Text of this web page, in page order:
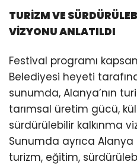
TURİZM VE
VİZYONU ANLATILDI
Festival programı
Belediyesi heyeti
sunumda, Alanya’nın
tarımsal üretim gücü,
sürdürülebilir kalkınma
Sunumda ayrıca Alanya
turizm, eğitim,